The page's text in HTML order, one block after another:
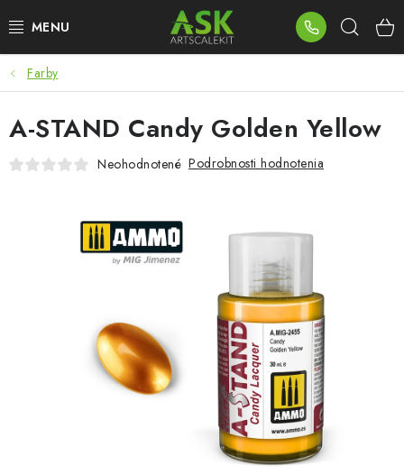
na
BLOG
SUMMER DAYS
WARHAMMER
ASK PRODUKTY
PRÍSLUŠENSTVO
Farby
A-STAND Candy Golden Yellow
Neohodnotené Podrobnosti hodnotenia